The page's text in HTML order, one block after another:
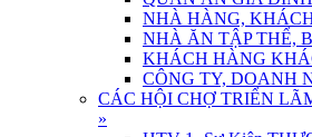
NHÀ HÀNG,
NHÀ ĂN TẬP THỂ,
KHÁCH HÀNG
CÔNG TY, DOANH
CÁC HỘI CHỢ TRIỂN
»